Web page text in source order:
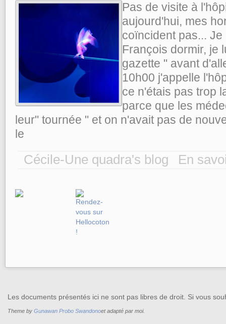
Pas de visite à
aujourd'hui, mes
coïncident pas...
François dormir, je
gazette " avant
10h00 j'appelle
ce n'étais pas trop
parce que les
leur" tournée " et on n'avait pas de
le
Cécile-Une quadra's blog En
Les documents présentés ici ne sont pas libres de droit. Si vous
Theme by Gunawan Probo Swandonoet adapté par moi.